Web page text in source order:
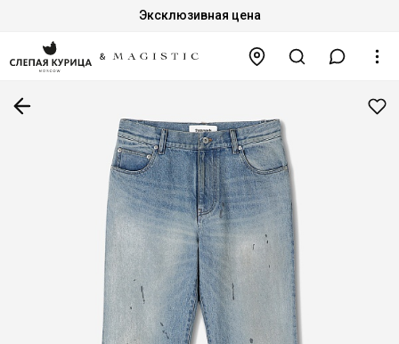
Эксклюзивная цена